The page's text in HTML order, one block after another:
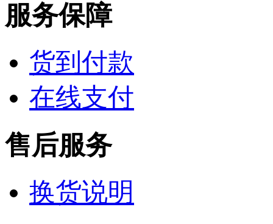
服务保障
货到付款
在线支付
售后服务
换货说明